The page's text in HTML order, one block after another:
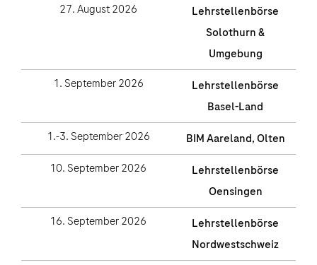
27. August 2026
Lehrstellenbörse
Solothurn &
Umgebung
1. September 2026
Lehrstellenbörse
Basel-Land
1.-3. September 2026
BIM Aareland, Olten
10. September 2026
Lehrstellenbörse
Oensingen
16. September 2026
Lehrstellenbörse
Nordwestschweiz